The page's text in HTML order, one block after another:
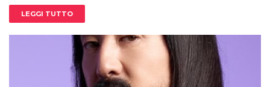
LEGGI TUTTO